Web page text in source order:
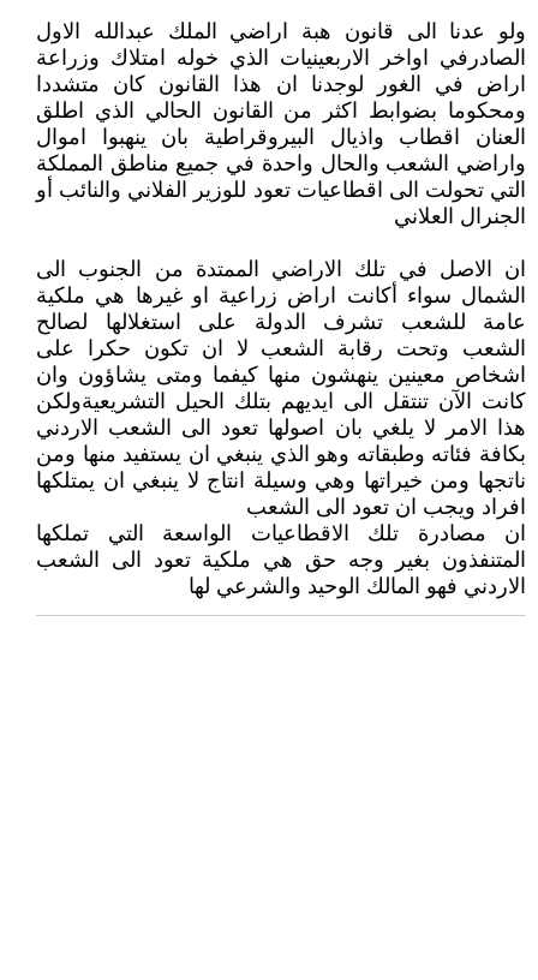
ولو عدنا الى قانون هبة اراضي الملك عبدالله الاول
الصادرفي اواخر الاربعينيات الذي خوله امتلاك وزراعة
اراض في الغور لوجدنا ان هذا القانون كان متشددا
ومحكوما بضوابط اكثر من القانون الحالي الذي اطلق
العنان اقطاب واذيال البيروقراطية بان ينهبوا اموال
واراضي الشعب والحال واحدة في جميع مناطق المملكة
التي تحولت الى اقطاعيات تعود للوزير الفلاني والنائب أو
الجنرال العلاني
ان الاصل في تلك الاراضي الممتدة من الجنوب الى
الشمال سواء أكانت اراض زراعية او غيرها هي ملكية
عامة للشعب تشرف الدولة على استغلالها لصالح
الشعب وتحت رقابة الشعب لا ان تكون حكرا على
اشخاص معينين ينهشون منها كيفما ومتى يشاؤون وان
كانت الآن تنتقل الى ايديهم بتلك الحيل التشريعيةولكن
هذا الامر لا يلغي بان اصولها تعود الى الشعب الاردني
بكافة فئاته وطبقاته وهو الذي ينبغي ان يستفيد منها ومن
ناتجها ومن خيراتها وهي وسيلة انتاج لا ينبغي ان يمتلكها
افراد ويجب ان تعود الى الشعب
ان مصادرة تلك الاقطاعيات الواسعة التي تملكها
المتنفذون بغير وجه حق هي ملكية تعود الى الشعب
الاردني فهو المالك الوحيد والشرعي لها